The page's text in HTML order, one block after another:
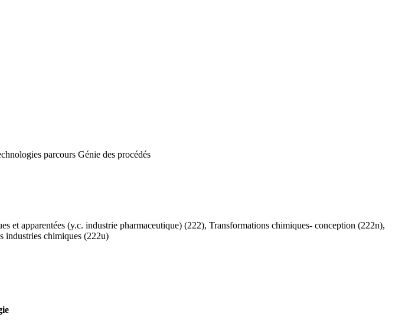
parcours Génie des procédés
et apparentées (y.c. industrie pharmaceutique) (222), Transformations chimiques- conception (222n),
industries chimiques (222u)